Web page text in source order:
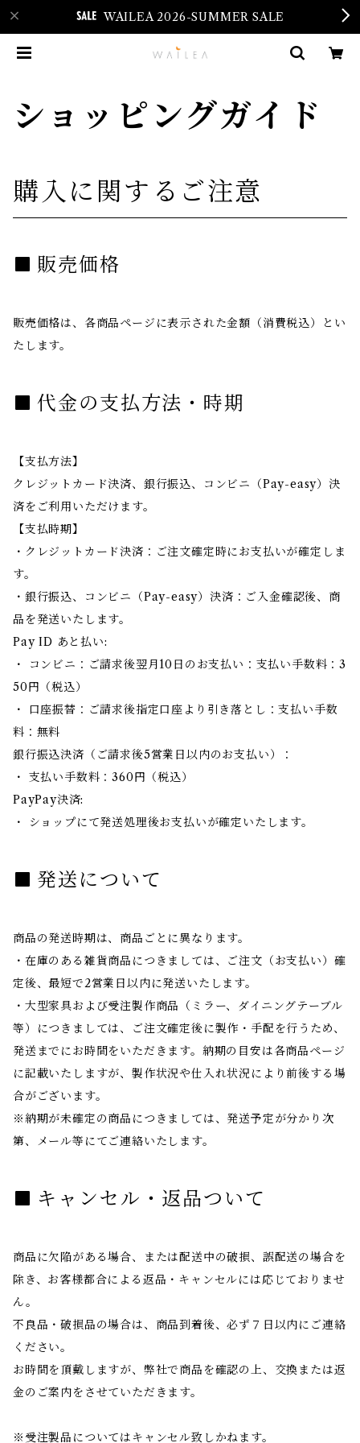
WAILEA 2026-SUMMER SALE
ショッピングガイド
購入に関するご注意
販売価格
販売価格は、各商品ページに表示された金額（消費税込）とい
たします。
代金の支払方法・時期
【支払方法】
クレジットカード決済、銀行振込、コンビニ（Pay-easy）決
済をご利用いただけます。
【支払時期】
・クレジットカード決済：ご注文確定時にお支払いが確定しま
す。
・銀行振込、コンビニ（Pay-easy）決済：ご入金確認後、商
品を発送いたします。
Pay ID あと払い:
・ コンビニ：ご請求後翌月10日のお支払い：支払い手数料：3
50円（税込）
・ 口座振替：ご請求後指定口座より引き落とし：支払い手数
料：無料
銀行振込決済（ご請求後5営業日以内のお支払い）：
・ 支払い手数料：360円（税込）
PayPay決済:
・ ショップにて発送処理後お支払いが確定いたします。
発送について
商品の発送時期は、商品ごとに異なります。
・在庫のある雑貨商品につきましては、ご注文（お支払い）確
定後、最短で2営業日以内に発送いたします。
・大型家具および受注製作商品（ミラー、ダイニングテーブル
等）につきましては、ご注文確定後に製作・手配を行うため、
発送までにお時間をいただきます。納期の目安は各商品ページ
に記載いたしますが、製作状況や仕入れ状況により前後する場
合がございます。
※納期が未確定の商品につきましては、発送予定が分かり次
第、メール等にてご連絡いたします。
キャンセル・返品ついて
商品に欠陥がある場合、または配送中の破損、誤配送の場合を
除き、お客様都合による返品・キャンセルには応じておりませ
ん。
不良品・破損品の場合は、商品到着後、必ず７日以内にご連絡
ください。
お時間を頂戴しますが、弊社で商品を確認の上、交換または返
金のご案内をさせていただきます。
※受注製品についてはキャンセル致しかねます。